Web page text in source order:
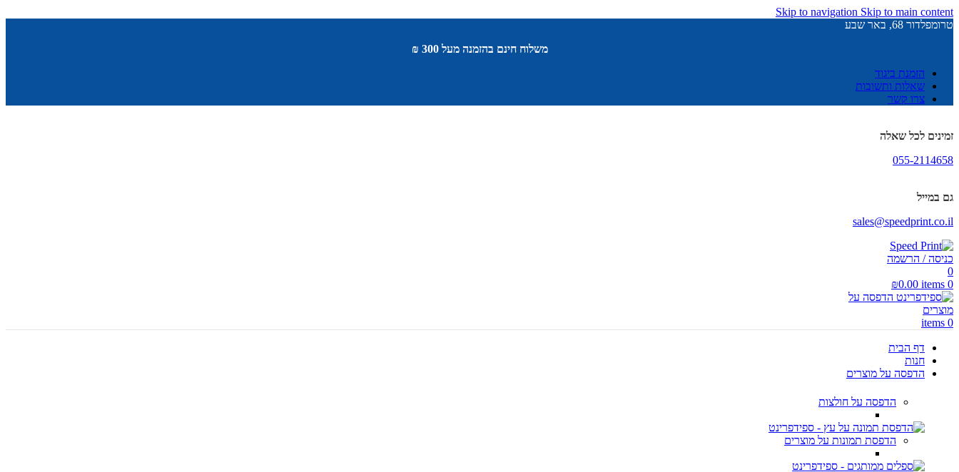
Skip to navigation Skip to main content
טרומפלדור 68, באר שבע
משלוח חינם בהזמנה מעל 300 ₪
הזמנת ביגוד
שאלות ותשובות
צרו קשר
זמינים לכל שאלה
055-2114658
גם במייל
sales@speedprint.co.il
כניסה / הרשמה
0
0
items
₪0.00
0
items
דף הבית
חנות
הדפסה על מוצרים
הדפסה על חולצות
הדפסת תמונות על מוצרים